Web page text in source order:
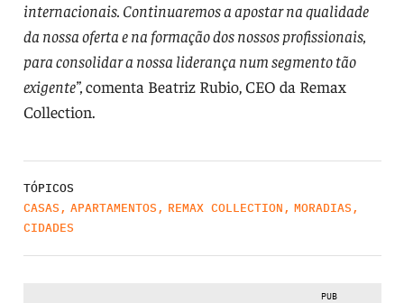
internacionais. Continuaremos a apostar na qualidade
da nossa oferta e na formação dos nossos profissionais,
para consolidar a nossa liderança num segmento tão
exigente”,comenta Beatriz Rubio, CEO da Remax
Collection.
TÓPICOS
CASAS , APARTAMENTOS , REMAX COLLECTION , MORADIAS ,
CIDADES
PUB